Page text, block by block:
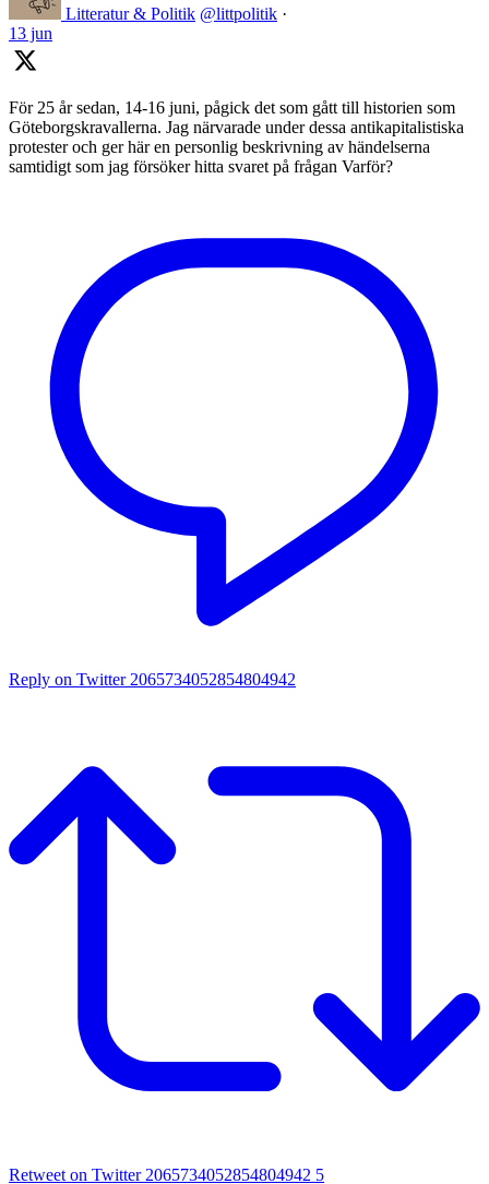
Litteratur & Politik @littpolitik ·
13 jun
För 25 år sedan, 14-16 juni, pågick det som gått till historien som
Göteborgskravallerna. Jag närvarade under dessa antikapitalistiska
protester och ger här en personlig beskrivning av händelserna
samtidigt som jag försöker hitta svaret på frågan Varför?
Reply on Twitter 2065734052854804942
Retweet on Twitter 2065734052854804942 5